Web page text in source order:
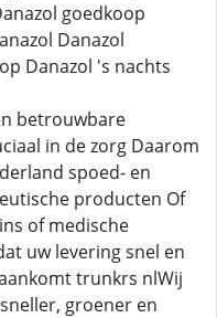
goedkoop
Danazol
Danazol 's nachts
betrouwbare
in de zorg Daarom
spoed- en
producten Of
of medische
uw levering snel en
trunkrs nlWij
groener en